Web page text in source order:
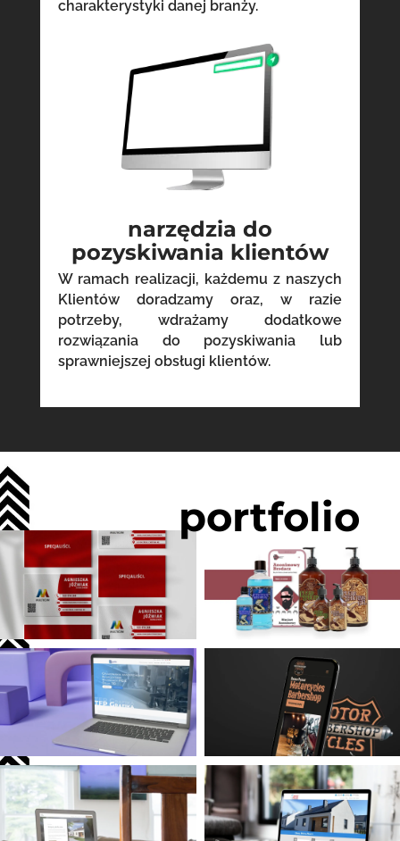
charakterystyki danej branży.
narzędzia do
pozyskiwania klientów
W ramach realizacji, każdemu z naszych
Klientów doradzamy oraz, w razie
potrzeby, wdrażamy dodatkowe
rozwiązania do pozyskiwania lub
sprawniejszej obsługi klientów.
portfolio